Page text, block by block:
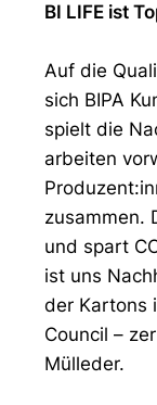
BI LIFE ist
Auf die
sich BIPA
spielt die
arbeiten
zusammen.
und spart
ist uns
der Kartons
Council –
Mülleder.